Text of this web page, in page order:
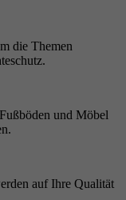
die Themen
und Möbel
auf Ihre Qualität